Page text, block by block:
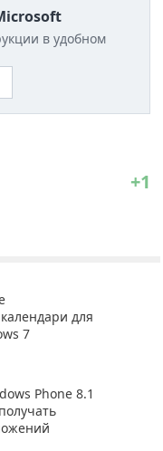
в удобном
+1
для
7
Phone 8.1